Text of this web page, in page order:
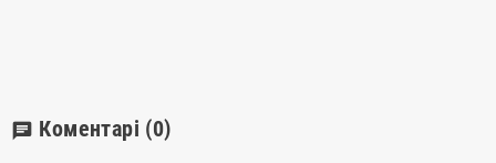
chat Коментарі (0)